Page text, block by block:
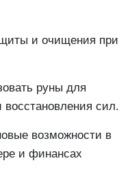
и очищения при
руны для
восстановления сил.
возможности в
и финансах